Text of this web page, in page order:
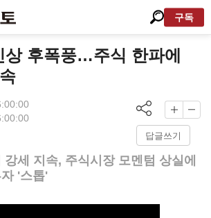
구독
상 후폭풍…주식 한파에
답글쓰기
강세 지속, 주식시장 모멘텀 상실에
'스톱'